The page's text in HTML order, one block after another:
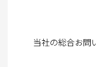
当社の総合お問